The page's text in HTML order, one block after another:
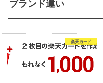
ブランド違い
楽天カード